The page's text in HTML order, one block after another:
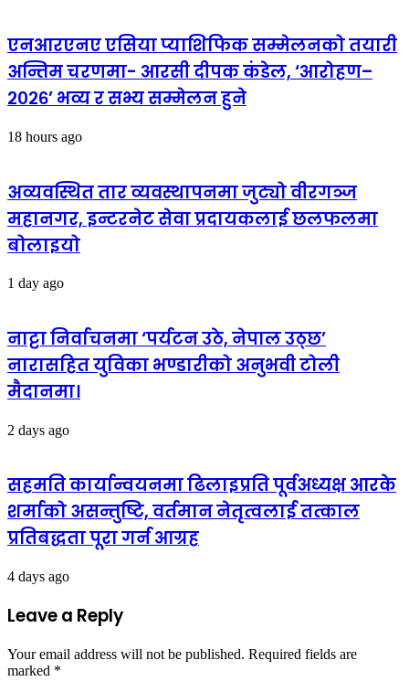
एनआरएनए एसिया प्याशिफिक सम्मेलनको तयारी
अन्तिम चरणमा- आरसी दीपक कंडेल, ‘आरोहण–
२०२६’ भव्य र सभ्य सम्मेलन हुने
18 hours ago
अव्यवस्थित तार व्यवस्थापनमा जुट्यो वीरगञ्ज
महानगर, इन्टरनेट सेवा प्रदायकलाई छलफलमा
बोलाइयो
1 day ago
नाट्टा निर्वाचनमा ‘पर्यटन उठे, नेपाल उठ्छ’
नारासहित युविका भण्डारीको अनुभवी टोली
मैदानमा।
2 days ago
सहमति कार्यान्वयनमा ढिलाइप्रति पूर्वअध्यक्ष आरके
शर्माको असन्तुष्टि, वर्तमान नेतृत्वलाई तत्काल
प्रतिबद्धता पूरा गर्न आग्रह
4 days ago
Leave a Reply
Your email address will not be published. Required fields are
marked *